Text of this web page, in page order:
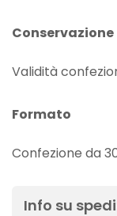
Conservazione
Validità
Formato
Confezione da
Info su